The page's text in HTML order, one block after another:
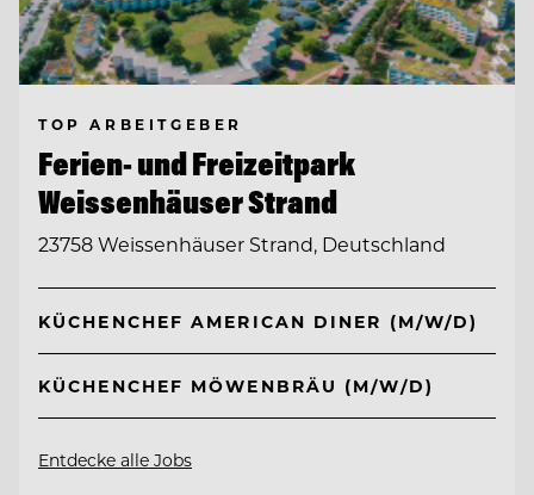
TOP ARBEITGEBER
Ferien- und Freizeitpark
Weissenhäuser Strand
23758 Weissenhäuser Strand, Deutschland
KÜCHENCHEF AMERICAN DINER (M/W/D)
KÜCHENCHEF MÖWENBRÄU (M/W/D)
Entdecke alle Jobs